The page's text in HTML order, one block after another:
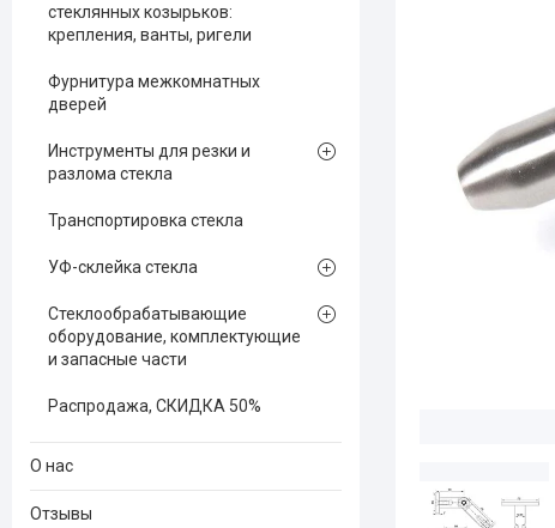
стеклянных козырьков:
крепления, ванты, ригели
Фурнитура межкомнатных
дверей
Инструменты для резки и
разлома стекла
Транспортировка стекла
УФ-склейка стекла
Стеклообрабатывающие
оборудование, комплектующие
и запасные части
Распродажа, СКИДКА 50%
О нас
Отзывы